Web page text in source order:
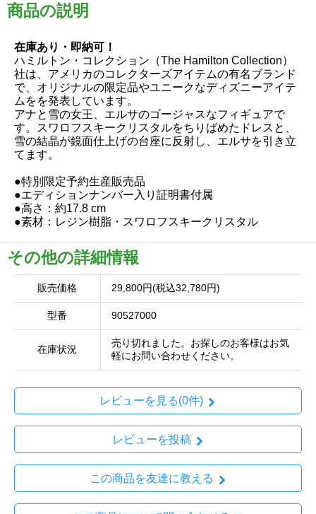
商品の説明
在庫あり・即納可！
ハミルトン・コレクション（The Hamilton Collection）
社は、アメリカのコレクターズアイテムの有名ブランド
で、オリジナルの限定品やユニークなディズニーアイテ
ムをを発表しています。
アナと雪の女王、エルサのゴージャスなフィギュアで
す。スワロフスキークリスタルをちりばめたドレスと、
雪の結晶が鏡面仕上げの台座に反射し、エルサを引き立
てます。
●特別限定予約生産販売品
●エディションナンバー入り証明書付属
●高さ：約17.8 cm
●素材：レジン樹脂・スワロフスキークリスタル
その他の詳細情報
販売価格 29,800円(税込32,780円)
型番 90527000
在庫状況
売り切れました。お探しのお客様はお気
軽にお問い合わせください。
レビューを見る(0件)
レビューを投稿
この商品を友達に教える